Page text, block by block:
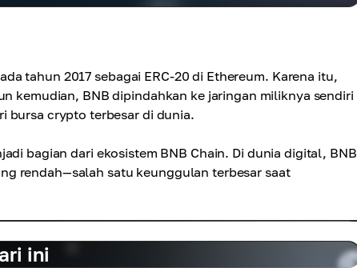
tahun 2017 sebagai ERC-20 di Ethereum. Karena itu,
kemudian, BNB dipindahkan ke jaringan miliknya sendiri
bursa crypto terbesar di dunia.
bagian dari ekosistem BNB Chain. Di dunia digital, BNB
rendah—salah satu keunggulan terbesar saat
ini